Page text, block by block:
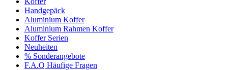
Handgepäck
Aluminium Koffer
Aluminium Rahmen Koffer
Koffer Serien
Neuheiten
% Sonderangebote
F.A.Q Häufige Fragen